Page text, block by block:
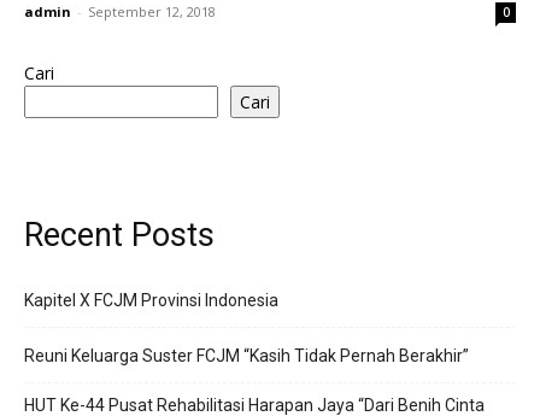
admin - September 12, 2018 0
Cari
Cari
Recent Posts
Kapitel X FCJM Provinsi Indonesia
Reuni Keluarga Suster FCJM “Kasih Tidak Pernah Berakhir”
HUT Ke-44 Pusat Rehabilitasi Harapan Jaya “Dari Benih Cinta